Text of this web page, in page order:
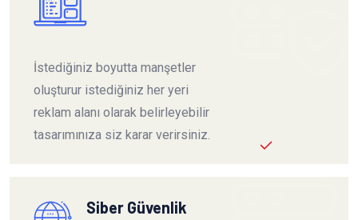
İstediğiniz boyutta manşetler
oluşturur istediğiniz her yeri
reklam alanı olarak belirleyebilir
tasarımınıza siz karar verirsiniz.
Siber Güvenlik